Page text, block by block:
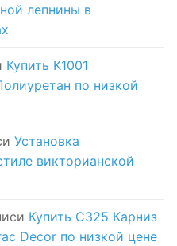
лепнины в
Купить K1001
по низкой
Установка
викторианской
Купить C325 Карниз
Decor по низкой цене